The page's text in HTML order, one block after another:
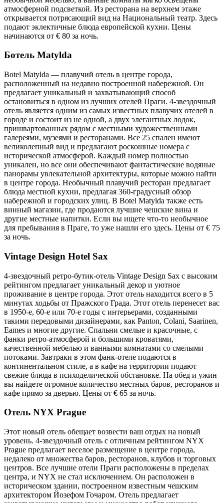
атмосферной подсветкой. Из ресторана на верхнем этаже
открывается потрясающий вид на Национальный театр. Здесь
подают эклектичные блюда европейской кухни. Цены
начинаются от € 80 за ночь.
Ботель Matylda
Botel Matylda — плавучий отель в центре города,
расположенный на недавно построенной набережной. Он
предлагает уникальный и захватывающий способ
остановиться в одном из лучших отелей Праги. 4-звездочный
отель является одним из самых известных плавучих отелей в
городе и состоит из не одной, а двух элегантных лодок,
пришвартованных рядом с местными художественными
галереями, музеями и ресторанами. Все 25 спален имеют
великолепный вид и предлагают роскошные номера с
исторической атмосферой. Каждый номер полностью
уникален, но все они обеспечивают фантастические водяные
панорамы увлекательной архитектуры, которые можно найти
в центре города. Необычный плавучий ресторан предлагает
блюда местной кухни, предлагая 360-градусный обзор
набережной и городских улиц. В Botel Matylda также есть
винный магазин, где продаются лучшие чешские вина и
другие местные напитки. Если вы ищете что-то необычное
для пребывания в Праге, то уже нашли его здесь. Цены от € 75
за ночь.
Vintage Design Hotel Sax
4-звездочный ретро-бутик-отель Vintage Design Sax с высоким
рейтингом предлагает уникальный декор и уютное
проживание в центре города. Этот отель находится всего в 5
минутах ходьбы от Пражского Града. Этот отель перенесет вас
в 1950-е, 60-е или 70-е годы с интерьерами, созданными
такими передовыми дизайнерами, как Panton, Colani, Saarinen,
Eames и многие другие. Спальни смелые и красочные, с
фанки ретро-атмосферой и большими кроватями,
качественной мебелью и ванными комнатами со смелыми
потоками. Завтраки в этом фанк-отеле подаются в
континентальном стиле, а в кафе на территории подают
свежие блюда в психоделической обстановке. На обед и ужин
вы найдете огромное количество местных баров, ресторанов и
кафе прямо за дверью. Цены от € 65 за ночь.
Отель NYX Prague
Этот новый отель обещает возвести ваш отдых на новый
уровень. 4-звездочный отель с отличным рейтингом NYX
Prague предлагает веселое размещение в центре города,
недалеко от множества баров, ресторанов, клубов и торговых
центров. Все лучшие отели Праги расположены в пределах
центра, и NYX не стал исключением. Он расположен в
историческом здании, построенном известным чешским
архитектором Йозефом Гочаром. Отель предлагает